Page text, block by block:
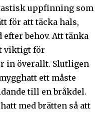
uppfinning som
för att täcka hals,
behov. Att tänka
viktigt för
in överallt. Slutligen
ett måste
till en bråkdel.
med brätten så att